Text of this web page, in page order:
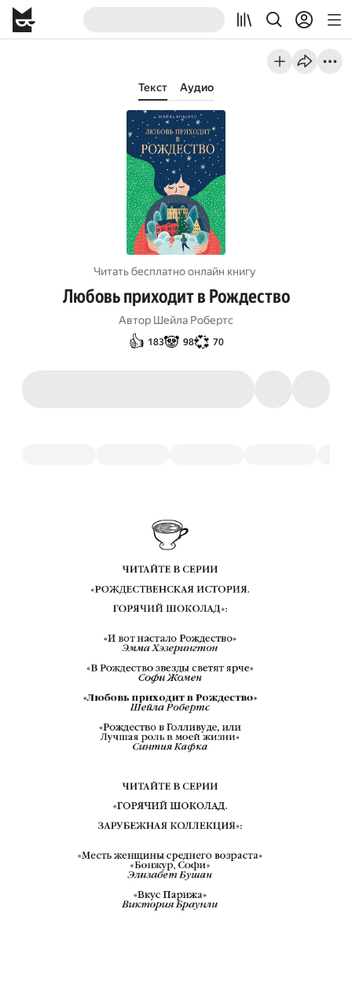
Текст Аудио
Читать бесплатно онлайн книгу
Любовь приходит в Рождество
Автор Шейла Робертс
👍 183🐼 98💞 70